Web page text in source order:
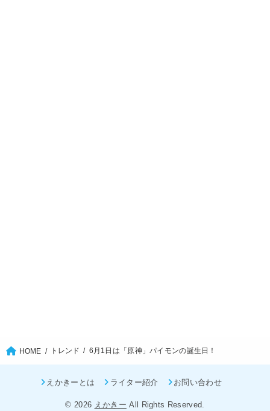
HOME トレンド 6月1日は「原神」パイモンの誕生日！
えかきーとは ライター紹介 お問い合わせ
© 2026 えかきー All Rights Reserved.